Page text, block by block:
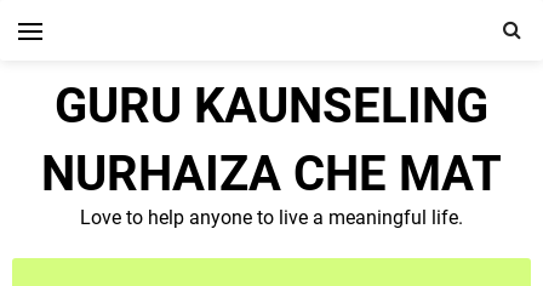
GURU KAUNSELING
NURHAIZA CHE MAT
Love to help anyone to live a meaningful life.